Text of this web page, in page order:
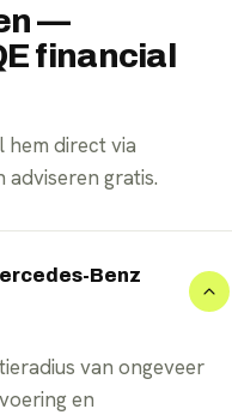
—
financial
hem direct via
gratis.
Benz
van ongeveer
en